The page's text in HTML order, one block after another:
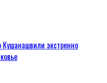
Кушанашвили экстренно